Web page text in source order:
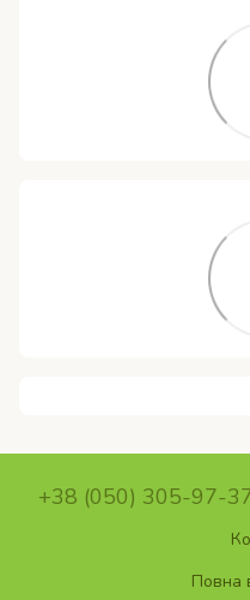
+38 (050) 305-97-
Повна